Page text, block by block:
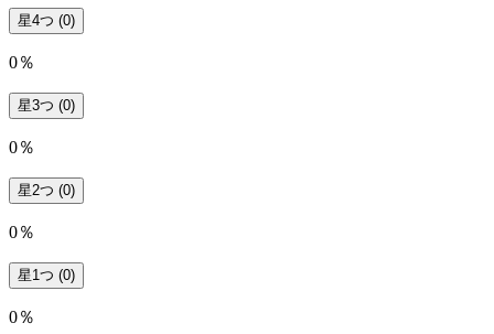
星4つ (0)
0％
星3つ (0)
0％
星2つ (0)
0％
星1つ (0)
0％